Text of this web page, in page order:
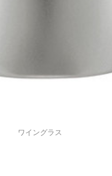
ワイングラス